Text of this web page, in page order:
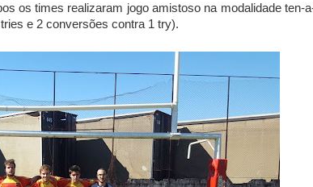
os times realizaram jogo amistoso na modalidade ten-
e 2 conversões contra 1 try).